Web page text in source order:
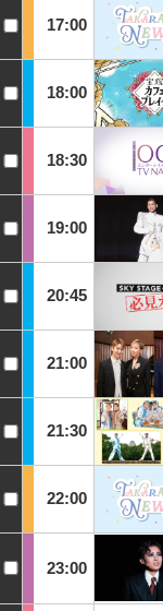
17:00
18:00
18:30
19:00
20:45
21:00
21:30
22:00
23:00